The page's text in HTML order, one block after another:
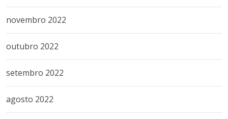
novembro 2022
outubro 2022
setembro 2022
agosto 2022